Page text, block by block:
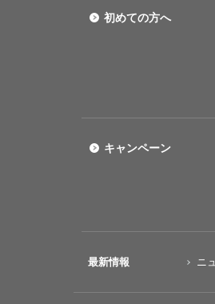
初めての方へ
キャンペーン
最新情報 ニ